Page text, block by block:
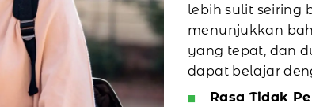
lebih sulit seiring
menunjukkan
yang tepat, dan
dapat belajar
Rasa Tidak